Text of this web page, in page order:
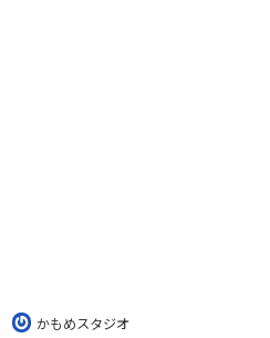
かもめスタジオ